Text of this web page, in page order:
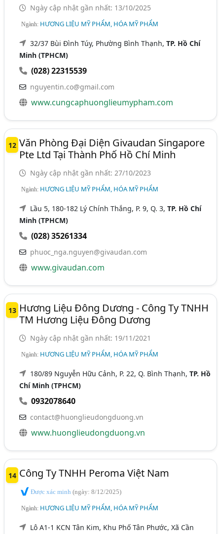
Ngày cập nhật gần nhất: 13/10/2025
Ngành: HƯƠNG LIỆU MỸ PHẨM, HÓA MỸ PHẨM
32/37 Bùi Đình Túy, Phường Bình Thạnh,TP. Hồ Chí
Minh (TPHCM)
(028) 22315539
nguyentin.co@gmail.com
www.cungcaphuonglieumypham.com
12 Văn Phòng Đại Diện Givaudan Singapore
Pte Ltd Tại Thành Phố Hồ Chí Minh
Ngày cập nhật gần nhất: 27/10/2023
Ngành: HƯƠNG LIỆU MỸ PHẨM, HÓA MỸ PHẨM
Lầu 5, 180-182 Lý Chính Thắng, P. 9, Q. 3,TP. Hồ Chí
Minh (TPHCM)
(028) 35261334
phuoc_nga.nguyen@givaudan.com
www.givaudan.com
13 Hương Liệu Đông Dương - Công Ty TNHH
TM Hương Liệu Đông Dương
Ngày cập nhật gần nhất: 19/11/2021
Ngành: HƯƠNG LIỆU MỸ PHẨM, HÓA MỸ PHẨM
180/89 Nguyễn Hữu Cảnh, P. 22, Q. Bình Thạnh,TP. Hồ
Chí Minh (TPHCM)
0932078640
contact@huonglieudongduong.vn
www.huonglieudongduong.vn
14 Công Ty TNHH Peroma Việt Nam
Được xác minh(ngày: 8/12/2025)
Ngành: HƯƠNG LIỆU MỸ PHẨM, HÓA MỸ PHẨM
Lô A1-1 KCN Tân Kim, Khu Phố Tân Phước, Xã Cần